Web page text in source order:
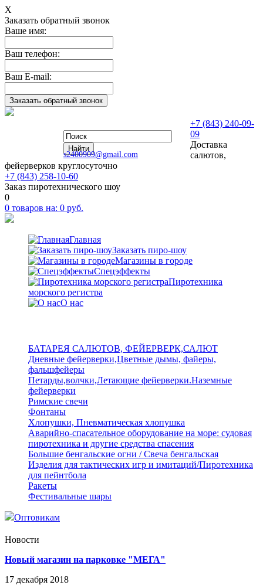
Х
Заказать обратный звонок
Ваше имя:
Ваш телефон:
Ваш E-mail:
s2400909@gmail.com
+7 (843) 240-09-
09
Доставка
салютов,
фейерверков круглосуточно
+7 (843) 258-10-60
Заказ пиротехнического шоу
0
0 товаров на: 0 руб.
Главная
Заказать пиро-шоу
Магазины в городе
Спецэффекты
Пиротехника
морского регистра
О нас
БАТАРЕЯ САЛЮТОВ, ФЕЙЕРВЕРК,САЛЮТ
Дневные фейерверки,Цветные дымы, файеры,
фальшфейеры
Петарды,волчки,Летающие фейерверки.Наземные
фейерверки
Римские свечи
Фонтаны
Хлопушки, Пневматическая хлопушка
Аварийно-спасательное оборудование на море: судовая
пиротехника и другие средства спасения
Большие бенгальские огни / Свеча бенгальская
Изделия для тактических игр и имитаций/Пиротехника
для пейнтбола
Ракеты
Фестивальные шары
Оптовикам
Новости
Новый магазин на парковке "МЕГА"
17 декабря 2018